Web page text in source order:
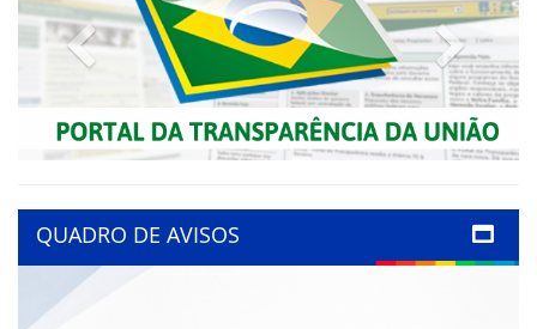
Previous Next
QUADRO DE AVISOS